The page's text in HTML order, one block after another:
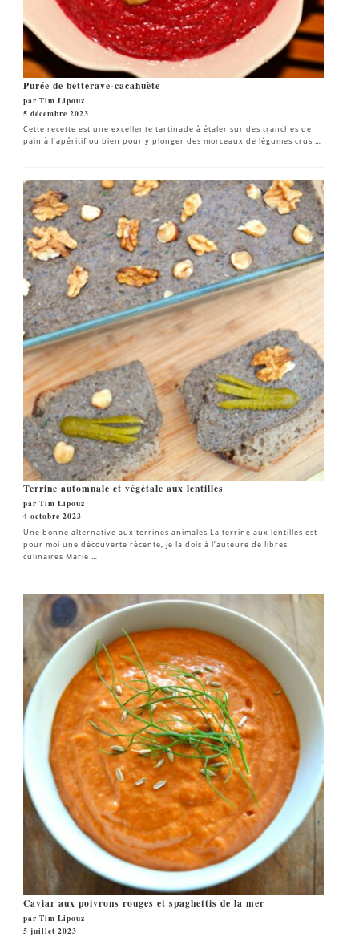
Purée de betterave-cacahuète
par Tim Lipouz
5 décembre 2023
Cette recette est une excellente tartinade à étaler sur des tranches de
pain à l’apéritif ou bien pour y plonger des morceaux de légumes crus …
Terrine automnale et végétale aux lentilles
par Tim Lipouz
4 octobre 2023
Une bonne alternative aux terrines animales La terrine aux lentilles est
pour moi une découverte récente, je la dois à l’auteure de libres
culinaires Marie …
Caviar aux poivrons rouges et spaghettis de la mer
par Tim Lipouz
5 juillet 2023